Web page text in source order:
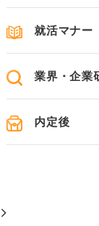
就活マナー
業界・企業
内定後